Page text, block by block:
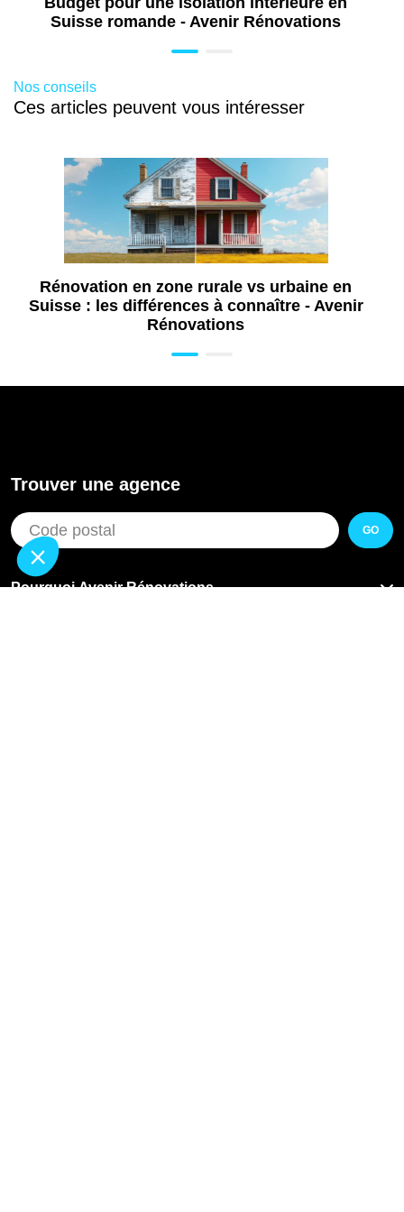
Suisse romande - Avenir Rénovations
Nos conseils
Ces articles peuvent vous intéresser
Rénovation en zone rurale vs urbaine en
Suisse : les différences à connaître - Avenir
Rénovations
Trouver une agence
GO
Pourquoi Avenir Rénovations